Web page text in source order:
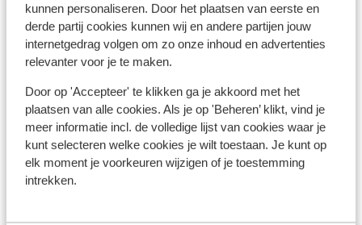
kunnen personaliseren. Door het plaatsen van eerste en
derde partij cookies kunnen wij en andere partijen jouw
internetgedrag volgen om zo onze inhoud en advertenties
relevanter voor je te maken.
Door op 'Accepteer' te klikken ga je akkoord met het
plaatsen van alle cookies. Als je op 'Beheren’ klikt, vind je
meer informatie incl. de volledige lijst van cookies waar je
kunt selecteren welke cookies je wilt toestaan. Je kunt op
elk moment je voorkeuren wijzigen of je toestemming
intrekken.
À proximité
En bord de mer (plage de sable)
Distance du centre-ville: bodrum environ 3
kilomètres
Distance jusqu'à Barstreet environ 100 mètres
Distance aux magasins les plus proches environ
150 mètres